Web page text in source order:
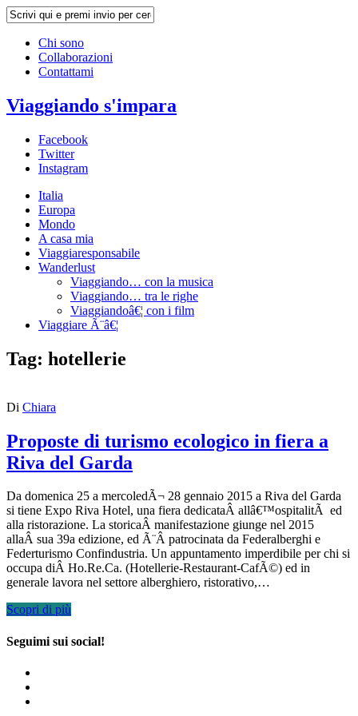
Chi sono
Collaborazioni
Contattami
Viaggiando s'impara
Facebook
Twitter
Instagram
Italia
Europa
Mondo
A casa mia
Viaggiaresponsabile
Wanderlust
Viaggiando… con la musica
Viaggiando… tra le righe
Viaggiandoâ€¦ con i film
Viaggiare Ã¨â€¦
Tag: hotellerie
Di Chiara
Proposte di turismo ecologico in fiera a
Riva del Garda
Da domenica 25 a mercoledÃ¬ 28 gennaio 2015 a Riva del Garda
si tiene Expo Riva Hotel, una fiera dedicataÂ allâ€™ospitalitÃ ed
alla ristorazione. La storicaÂ manifestazione giunge nel 2015
allaÂ sua 39a edizione, ed Ã¨Â patrocinata da Federalberghi e
Federturismo Confindustria. Un appuntamento imperdibile per chi si
occupa diÂ Ho.Re.Ca. (Hotellerie-Restaurant-CafÃ©) ed in
generale lavora nel settore alberghiero, ristorativo,…
Scopri di più
Seguimi sui social!